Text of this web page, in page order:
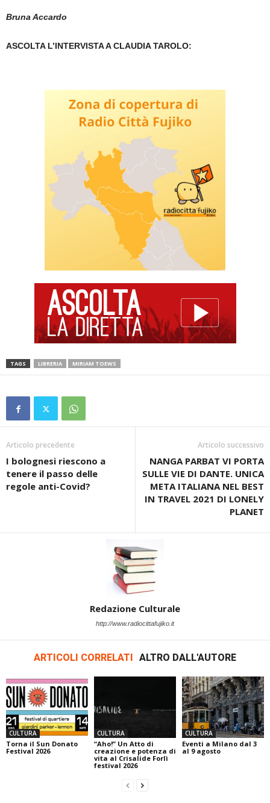
Bruna Accardo
ASCOLTA L’INTERVISTA A CLAUDIA TAROLO:
TAGS LIBRERIA MIRIAM TOEWS
Articolo precedente
I bolognesi riescono a
tenere il passo delle
regole anti-Covid?
Articolo successivo
NANGA PARBAT VI PORTA
SULLE VIE DI DANTE. UNICA
META ITALIANA NEL BEST
IN TRAVEL 2021 DI LONELY
PLANET
Redazione Culturale
http://www.radiocittafujiko.it
ARTICOLI CORRELATI ALTRO DALL'AUTORE
CULTURA
Torna il Sun Donato
Festival 2026
CULTURA
“Aho!” Un Atto di
creazione e potenza di
vita al Crisalide Forlì
festival 2026
CULTURA
Eventi a Milano dal 3
al 9 agosto